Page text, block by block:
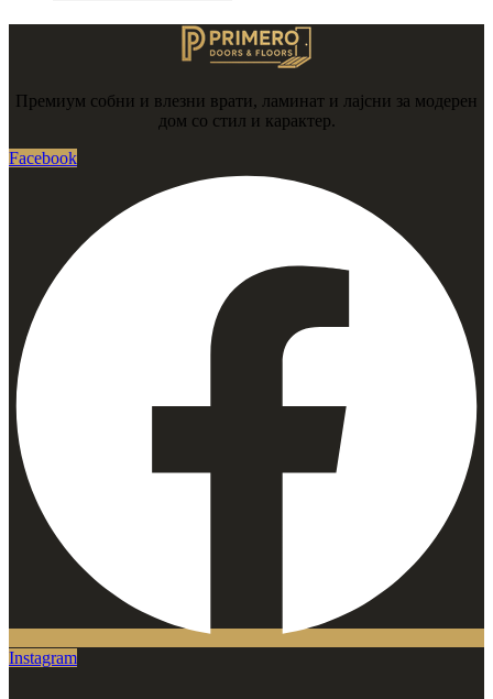
Премиум собни и влезни врати, ламинат и лајсни за модерен
дом со стил и карактер.
Facebook
Instagram